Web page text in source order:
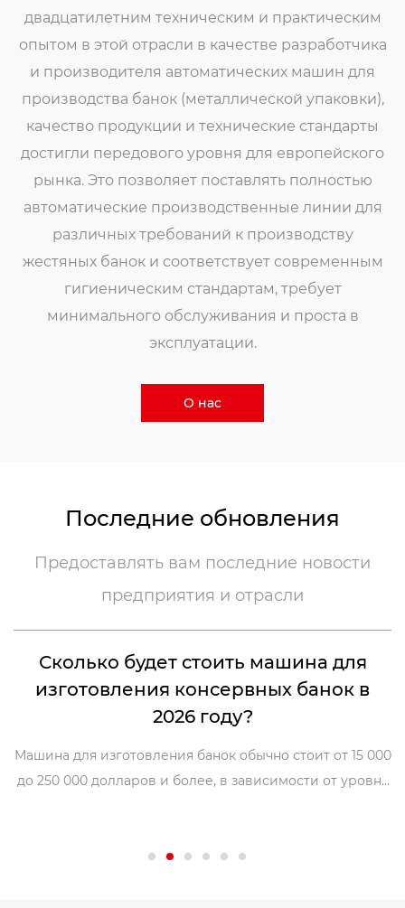
двадцатилетним техническим и практическим
опытом в этой отрасли в качестве разработчика
и производителя автоматических машин для
производства банок (металлической упаковки),
качество продукции и технические стандарты
достигли передового уровня для европейского
рынка. Это позволяет поставлять полностью
автоматические производственные линии для
различных требований к производству
жестяных банок и соответствует современным
гигиеническим стандартам, требует
минимального обслуживания и проста в
эксплуатации.
О нас
Последние обновления
Предоставлять вам последние новости
предприятия и отрасли
Сколько будет стоить машина для
изготовления консервных банок в
2026 году?
Машина для изготовления банок обычно стоит от 15 000
до 250 000 долларов и более, в зависимости от уровня